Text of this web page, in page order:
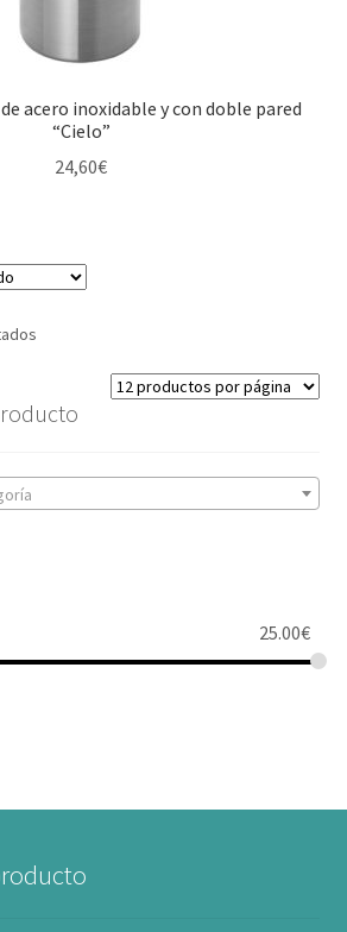
acero inoxidable y con doble pared
“Cielo”
24,60€
25.00€